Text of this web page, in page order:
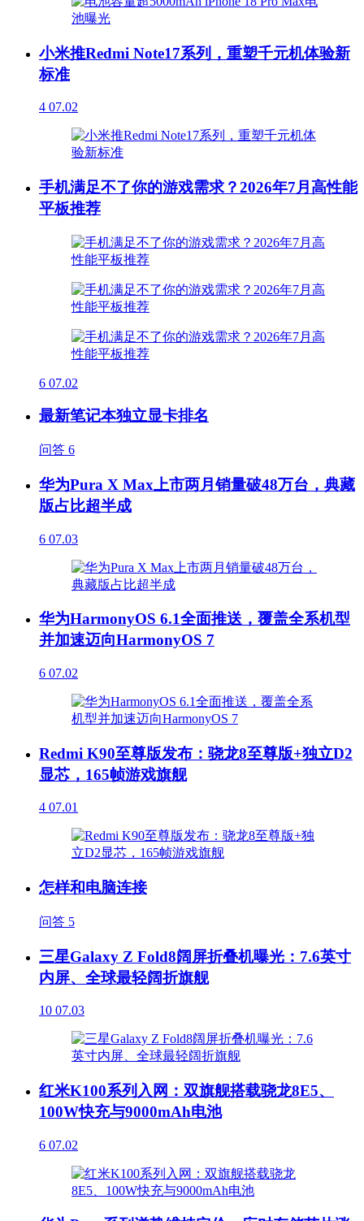
小米推Redmi Note17系列，重塑千元机体验新
标准
4 07.02
手机满足不了你的游戏需求？2026年7月高性能
平板推荐
6 07.02
最新笔记本独立显卡排名
问答 6
华为Pura X Max上市两月销量破48万台，典藏
版占比超半成
6 07.03
华为HarmonyOS 6.1全面推送，覆盖全系机型
并加速迈向HarmonyOS 7
6 07.02
Redmi K90至尊版发布：骁龙8至尊版+独立D2
显芯，165帧游戏旗舰
4 07.01
怎样和电脑连接
问答 5
三星Galaxy Z Fold8阔屏折叠机曝光：7.6英寸
内屏、全球最轻阔折旗舰
10 07.03
红米K100系列入网：双旗舰搭载骁龙8E5、
100W快充与9000mAh电池
6 07.02